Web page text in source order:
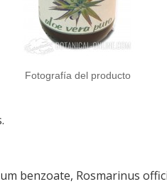
Fotografía del producto
benzoate, Rosmarinus